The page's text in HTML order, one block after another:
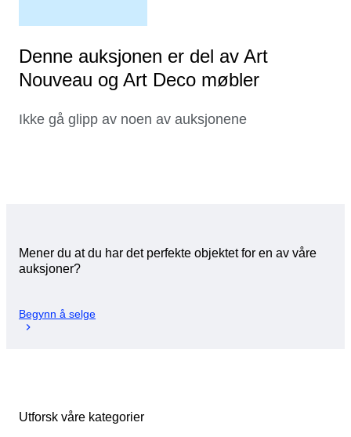
Denne auksjonen er del av Art
Nouveau og Art Deco møbler
Ikke gå glipp av noen av auksjonene
Mener du at du har det perfekte objektet for en av våre
auksjoner?
Begynn å selge
Utforsk våre kategorier